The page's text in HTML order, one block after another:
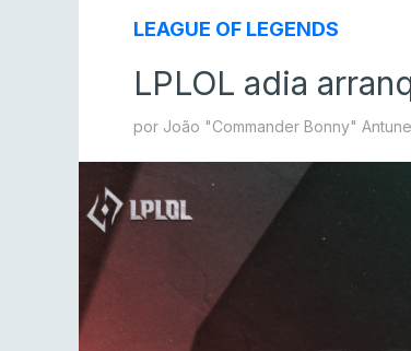
LEAGUE OF LEGENDS
LPLOL adia
por João "Commander Bonny"